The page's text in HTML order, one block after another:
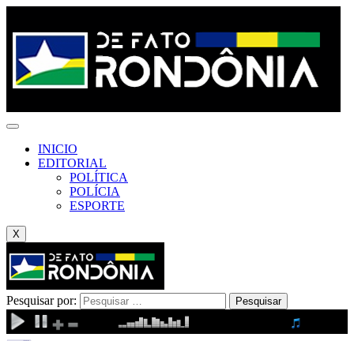
INICIO
EDITORIAL
POLÍTICA
POLÍCIA
ESPORTE
X
Pesquisar por: